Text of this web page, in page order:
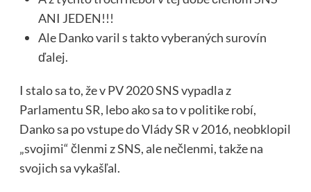
ANI JEDEN!!!
Ale Danko varil s takto vyberaných surovín
ďalej.
I stalo sa to, že v PV 2020 SNS vypadla z
Parlamentu SR, lebo ako sa to v politike robí,
Danko sa po vstupe do Vlády SR v 2016, neobklopil
„svojimi“ členmi z SNS, ale nečlenmi, takže na
svojich sa vykašľal.